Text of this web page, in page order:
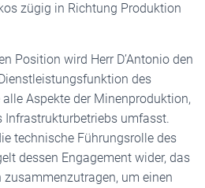
zügig in Richtung Produktion
Position wird Herr D’Antonio den
des
Aspekte der Minenproduktion,
Infrastrukturbetriebs umfasst.
technische Führungsrolle des
dessen Engagement wider, das
um einen